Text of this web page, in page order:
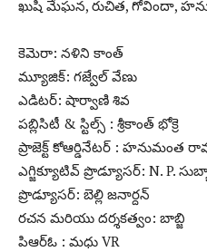
ఖుషి మేఘన, రుచిత, గోవిందా,
కెమెరా: నళిని కాంత్
మ్యూజిక్: గజ్వేల్ వేణు
ఎడిటర్: షార్వాణి శివ
పబ్లిసిటీ & స్టిల్స్ : శ్రీకాంత్ భోక్రె
ప్రాజెక్ట్ కోఆర్డినేటర్ : హనుమంత
ఎగ్జిక్యూటివ్ ప్రొడ్యూసర్: N. P.
ప్రొడ్యూసర్: బెల్లి జనార్దన్
రచన మరియు దర్శకత్వం: బాబ్జి
పిఆర్ఓ : మధు VR